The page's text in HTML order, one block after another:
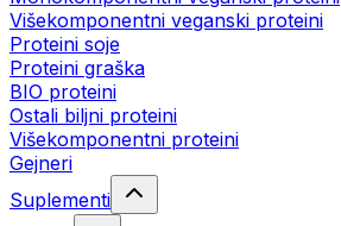
Višekomponentni veganski proteini
Proteini soje
Proteini graška
BIO proteini
Ostali biljni proteini
Višekomponentni proteini
Gejneri
Suplementi